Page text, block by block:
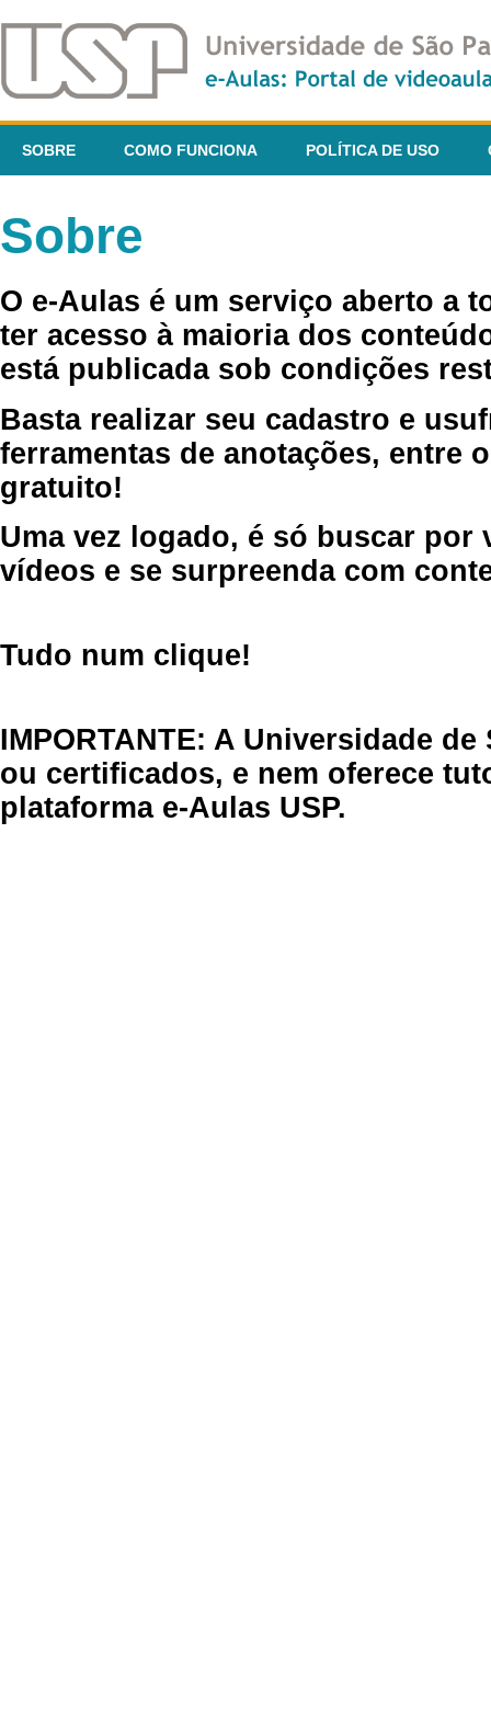
SOBRE COMO FUNCIONA POLÍTICA DE USO
Sobre
O e-Aulas é um serviço aberto a
ter acesso à maioria dos
está publicada sob condições
Basta realizar seu cadastro e
ferramentas de anotações, entre
gratuito!
Uma vez logado, é só buscar por
vídeos e se surpreenda com
Tudo num clique!
IMPORTANTE: A Universidade
ou certificados, e nem oferece
plataforma e-Aulas USP.